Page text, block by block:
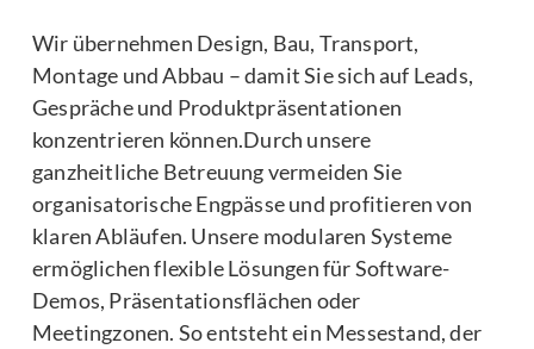
Wir übernehmen Design, Bau, Transport,
Montage und Abbau – damit Sie sich auf Leads,
Gespräche und Produktpräsentationen
konzentrieren können.Durch unsere
ganzheitliche Betreuung vermeiden Sie
organisatorische Engpässe und profitieren von
klaren Abläufen. Unsere modularen Systeme
ermöglichen flexible Lösungen für Software-
Demos, Präsentationsflächen oder
Meetingzonen. So entsteht ein Messestand, der